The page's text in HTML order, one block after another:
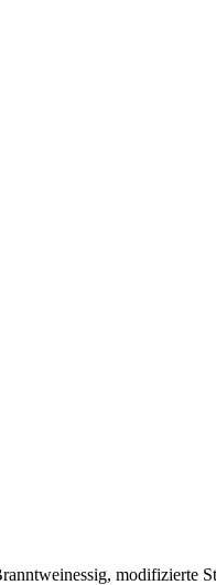
modifizierte